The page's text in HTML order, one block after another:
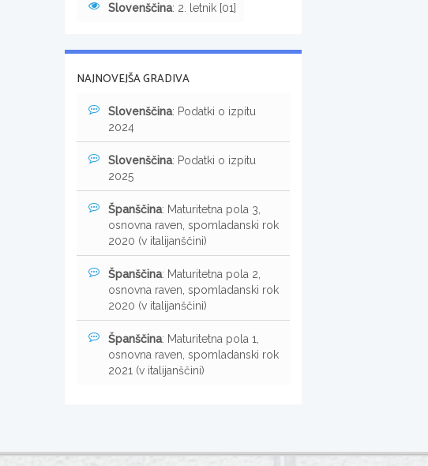
Slovenščina: 2. letnik [01]
NAJNOVEJŠA GRADIVA
Slovenščina: Podatki o izpitu
2024
Slovenščina: Podatki o izpitu
2025
Španščina: Maturitetna pola 3,
osnovna raven, spomladanski rok
2020 (v italijanščini)
Španščina: Maturitetna pola 2,
osnovna raven, spomladanski rok
2020 (v italijanščini)
Španščina: Maturitetna pola 1,
osnovna raven, spomladanski rok
2021 (v italijanščini)